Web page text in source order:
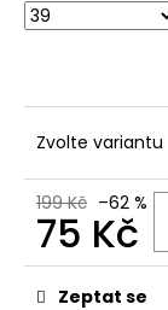
Zvolte variantu
199 Kč –62 %
75 Kč
Měrná
cena:Zeptat se
r
u
e
m
e